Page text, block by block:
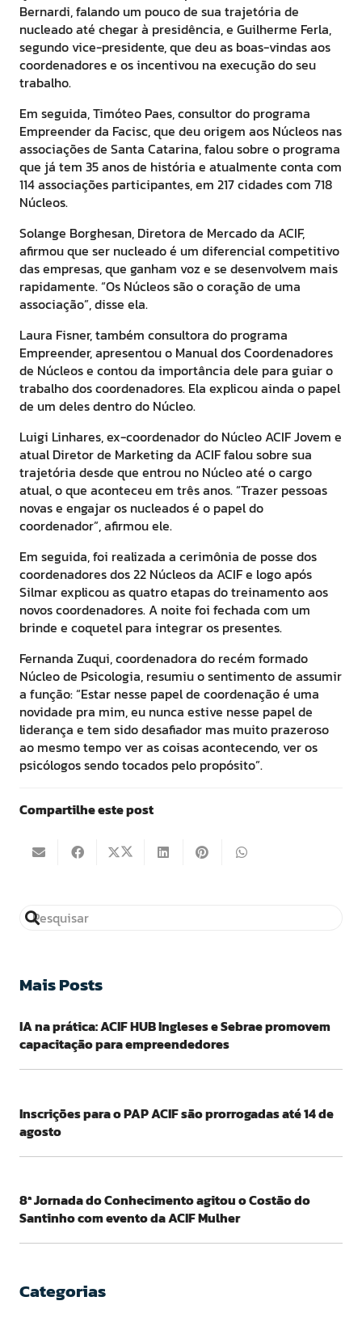
Bernardi, falando um pouco de sua trajetória de
nucleado até chegar à presidência, e Guilherme Ferla,
segundo vice-presidente, que deu as boas-vindas aos
coordenadores e os incentivou na execução do seu
trabalho.
Em seguida, Timóteo Paes, consultor do programa
Empreender da Facisc, que deu origem aos Núcleos nas
associações de Santa Catarina, falou sobre o programa
que já tem 35 anos de história e atualmente conta com
114 associações participantes, em 217 cidades com 718
Núcleos.
Solange Borghesan, Diretora de Mercado da ACIF,
afirmou que ser nucleado é um diferencial competitivo
das empresas, que ganham voz e se desenvolvem mais
rapidamente. “Os Núcleos são o coração de uma
associação”, disse ela.
Laura Fisner, também consultora do programa
Empreender, apresentou o Manual dos Coordenadores
de Núcleos e contou da importância dele para guiar o
trabalho dos coordenadores. Ela explicou ainda o papel
de um deles dentro do Núcleo.
Luigi Linhares, ex-coordenador do Núcleo ACIF Jovem e
atual Diretor de Marketing da ACIF falou sobre sua
trajetória desde que entrou no Núcleo até o cargo
atual, o que aconteceu em três anos. “Trazer pessoas
novas e engajar os nucleados é o papel do
coordenador”, afirmou ele.
Em seguida, foi realizada a cerimônia de posse dos
coordenadores dos 22 Núcleos da ACIF e logo após
Silmar explicou as quatro etapas do treinamento aos
novos coordenadores. A noite foi fechada com um
brinde e coquetel para integrar os presentes.
Fernanda Zuqui, coordenadora do recém formado
Núcleo de Psicologia, resumiu o sentimento de assumir
a função: “Estar nesse papel de coordenação é uma
novidade pra mim, eu nunca estive nesse papel de
liderança e tem sido desafiador mas muito prazeroso
ao mesmo tempo ver as coisas acontecendo, ver os
psicólogos sendo tocados pelo propósito”.
Compartilhe este post
Mais Posts
IA na prática: ACIF HUB Ingleses e Sebrae promovem
capacitação para empreendedores
Inscrições para o PAP ACIF são prorrogadas até 14 de
agosto
8ª Jornada do Conhecimento agitou o Costão do
Santinho com evento da ACIF Mulher
Categorias